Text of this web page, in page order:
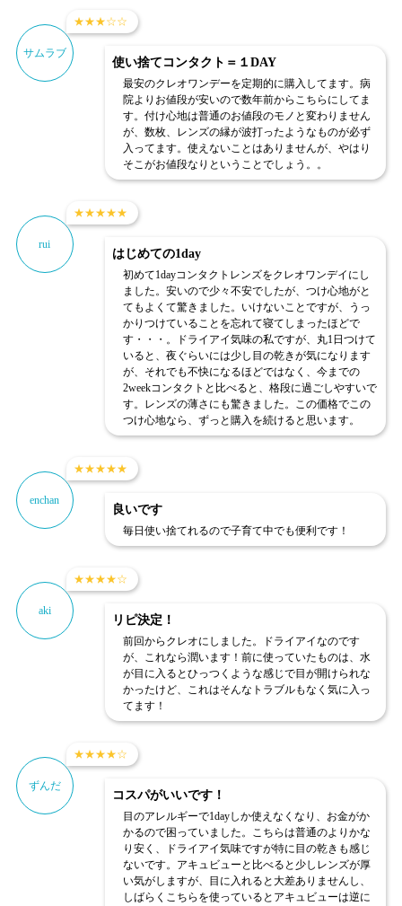
★★★☆☆
サムラブ
使い捨てコンタクト＝１DAY
最安のクレオワンデーを定期的に購入してます。病
院よりお値段が安いので数年前からこちらにしてま
す。付け心地は普通のお値段のモノと変わりません
が、数枚、レンズの縁が波打ったようなものが必ず
入ってます。使えないことはありませんが、やはり
そこがお値段なりということでしょう。。
★★★★★
rui
はじめての1day
初めて1dayコンタクトレンズをクレオワンデイにし
ました。安いので少々不安でしたが、つけ心地がと
てもよくて驚きました。いけないことですが、うっ
かりつけていることを忘れて寝てしまったほどで
す・・・。ドライアイ気味の私ですが、丸1日つけて
いると、夜ぐらいには少し目の乾きが気になります
が、それでも不快になるほどではなく、今までの
2weekコンタクトと比べると、格段に過ごしやすいで
す。レンズの薄さにも驚きました。この価格でこの
つけ心地なら、ずっと購入を続けると思います。
★★★★★
enchan
良いです
毎日使い捨てれるので子育て中でも便利です！
★★★★☆
aki
リピ決定！
前回からクレオにしました。ドライアイなのです
が、これなら潤います！前に使っていたものは、水
が目に入るとひっつくような感じで目が開けられな
かったけど、これはそんなトラブルもなく気に入っ
てます！
★★★★☆
ずんだ
コスパがいいです！
目のアレルギーで1dayしか使えなくなり、お金がか
かるので困っていました。こちらは普通のよりかな
り安く、ドライアイ気味ですが特に目の乾きも感じ
ないです。アキュビューと比べると少しレンズが厚
い気がしますが、目に入れると大差ありませんし、
しばらくこちらを使っているとアキュビューは逆に